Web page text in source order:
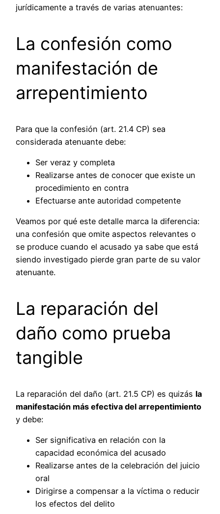
jurídicamente a través de varias atenuantes:
La confesión como
manifestación de
arrepentimiento
Para que la confesión (art. 21.4 CP) sea
considerada atenuante debe:
Ser veraz y completa
Realizarse antes de conocer que existe un
procedimiento en contra
Efectuarse ante autoridad competente
Veamos por qué este detalle marca la diferencia:
una confesión que omite aspectos relevantes o
se produce cuando el acusado ya sabe que está
siendo investigado pierde gran parte de su valor
atenuante.
La reparación del
daño como prueba
tangible
La reparación del daño (art. 21.5 CP) es quizás la
manifestación más efectiva del arrepentimiento
y debe:
Ser significativa en relación con la
capacidad económica del acusado
Realizarse antes de la celebración del juicio
oral
Dirigirse a compensar a la víctima o reducir
los efectos del delito